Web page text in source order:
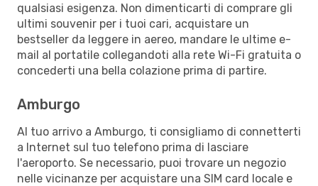
qualsiasi esigenza. Non dimenticarti di comprare gli
ultimi souvenir per i tuoi cari, acquistare un
bestseller da leggere in aereo, mandare le ultime e-
mail al portatile collegandoti alla rete Wi-Fi gratuita o
concederti una bella colazione prima di partire.
Amburgo
Al tuo arrivo a Amburgo, ti consigliamo di connetterti
a Internet sul tuo telefono prima di lasciare
l'aeroporto. Se necessario, puoi trovare un negozio
nelle vicinanze per acquistare una SIM card locale e